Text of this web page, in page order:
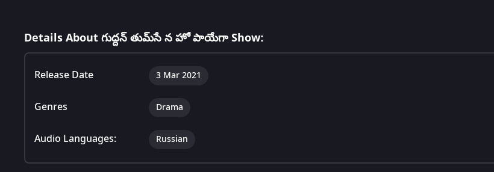
Details About గుద్దన్ తుమ్‌సే న హో పాయేగా Show:
Release Date 3 Mar 2021
Genres Drama
Audio Languages: Russian